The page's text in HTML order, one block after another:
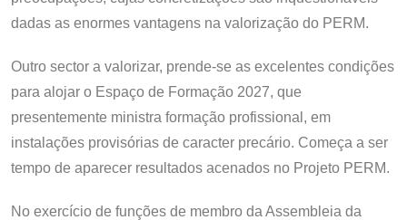
dadas as enormes vantagens na valorização do PERM.
Outro sector a valorizar, prende-se as excelentes condições
para alojar o Espaço de Formação 2027, que
presentemente ministra formação profissional, em
instalações provisórias de caracter precário. Começa a ser
tempo de aparecer resultados acenados no Projeto PERM.
No exercício de funções de membro da Assembleia da